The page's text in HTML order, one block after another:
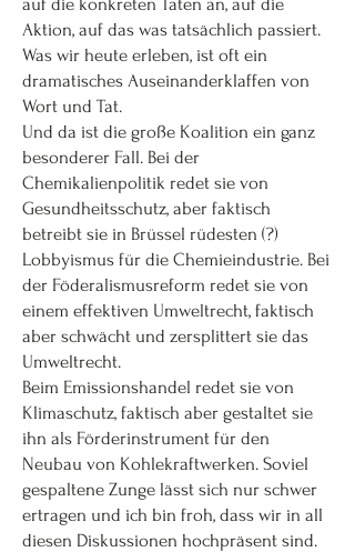
Aktion, auf das was tatsächlich passiert.
Was wir heute erleben, ist oft ein
dramatisches Auseinanderklaffen von
Wort und Tat.
Und da ist die große Koalition ein ganz
besonderer Fall. Bei der
Chemikalienpolitik redet sie von
Gesundheitsschutz, aber faktisch
betreibt sie in Brüssel rüdesten (?)
Lobbyismus für die Chemieindustrie. Bei
der Föderalismusreform redet sie von
einem effektiven Umweltrecht, faktisch
aber schwächt und zersplittert sie das
Umweltrecht.
Beim Emissionshandel redet sie von
Klimaschutz, faktisch aber gestaltet sie
ihn als Förderinstrument für den
Neubau von Kohlekraftwerken. Soviel
gespaltene Zunge lässt sich nur schwer
ertragen und ich bin froh, dass wir in all
diesen Diskussionen hochpräsent sind.